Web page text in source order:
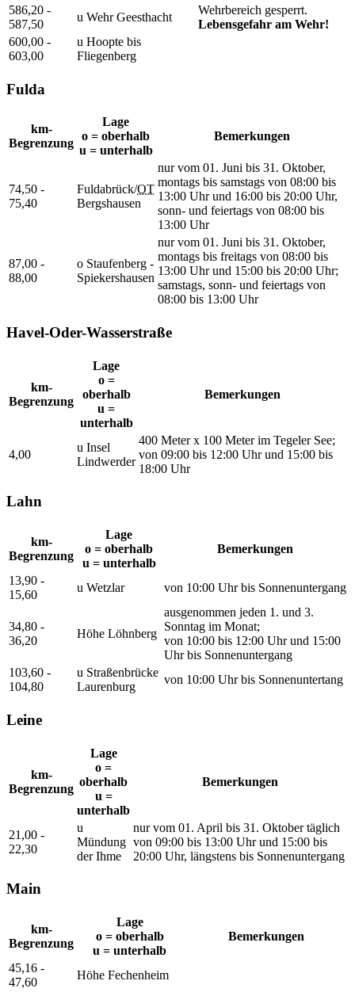
586,20 -
587,50
u Wehr Geesthacht
Wehrbereich gesperrt.
Lebensgefahr am Wehr!
600,00 -
603,00
u Hoopte bis
Fliegenberg
Fulda
km-
Begrenzung
Lage
o = oberhalb
u = unterhalb
Bemerkungen
74,50 -
75,40
Fuldabrück/OT
Bergshausen
nur vom 01. Juni bis 31. Oktober,
montags bis samstags von 08:00 bis
13:00 Uhr und 16:00 bis 20:00 Uhr,
sonn- und feiertags von 08:00 bis
13:00 Uhr
87,00 -
88,00
o Staufenberg -
Spiekershausen
nur vom 01. Juni bis 31. Oktober,
montags bis freitags von 08:00 bis
13:00 Uhr und 15:00 bis 20:00 Uhr;
samstags, sonn- und feiertags von
08:00 bis 13:00 Uhr
Havel-Oder-Wasserstraße
km-
Begrenzung
Lage
o =
oberhalb
u =
unterhalb
Bemerkungen
4,00
u Insel
Lindwerder
400 Meter x 100 Meter im Tegeler See;
von 09:00 bis 12:00 Uhr und 15:00 bis
18:00 Uhr
Lahn
km-
Begrenzung
Lage
o = oberhalb
u = unterhalb
Bemerkungen
13,90 -
15,60
u Wetzlar von 10:00 Uhr bis Sonnenuntergang
34,80 -
36,20
Höhe Löhnberg
ausgenommen jeden 1. und 3.
Sonntag im Monat;
von 10:00 bis 12:00 Uhr und 15:00
Uhr bis Sonnenuntergang
103,60 -
104,80
u Straßenbrücke
Laurenburg
von 10:00 Uhr bis Sonnenuntertang
Leine
km-
Begrenzung
Lage
o =
oberhalb
u =
unterhalb
Bemerkungen
21,00 -
22,30
u
Mündung
der Ihme
nur vom 01. April bis 31. Oktober täglich
von 09:00 bis 13:00 Uhr und 15:00 bis
20:00 Uhr, längstens bis Sonnenuntergang
Main
km-
Begrenzung
Lage
o = oberhalb
u = unterhalb
Bemerkungen
45,16 -
47,60
Höhe Fechenheim